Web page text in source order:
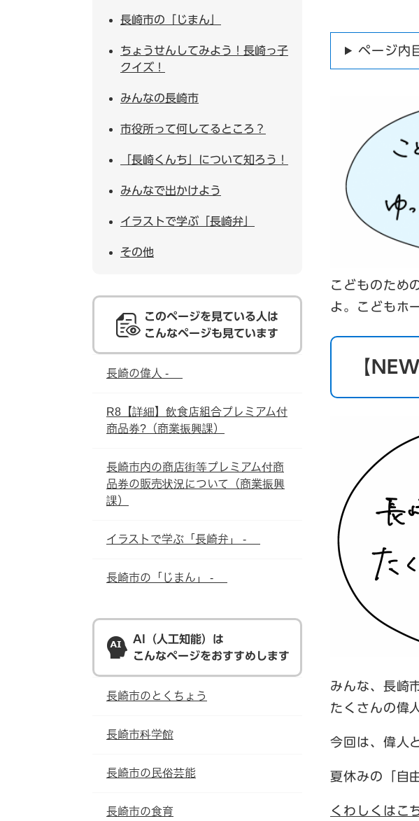
ページ内
こどものため
よ。こどもホ
【
みんな、長崎
たくさんの偉
今回は、偉人
夏休みの「自
くわしくはこ
長崎市の「じまん」
ちょうせんしてみよう！長崎っ子
クイズ！
みんなの長崎市
市役所って何してるところ？
「長崎くんち」について知ろう！
みんなで出かけよう
イラストで学ぶ「長崎弁」
その他
このページを見ている人は
こんなページも見ています
長崎の偉人 -
R8【詳細】飲食店組合プレミアム付
商品券?（商業振興課）
長崎市内の商店街等プレミアム付商
品券の販売状況について（商業振興
課）
イラストで学ぶ「長崎弁」 -
長崎市の「じまん」 -
AI（人工知能）は
こんなページをおすすめします
長崎市のとくちょう
長崎市科学館
長崎市の民俗芸能
長崎市の食育